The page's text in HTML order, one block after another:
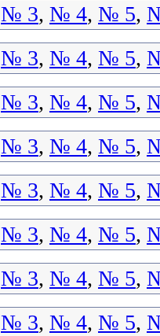
№ 3, № 4, № 5,
№ 3, № 4, № 5,
№ 3, № 4, № 5,
№ 3, № 4, № 5,
№ 3, № 4, № 5,
№ 3, № 4, № 5,
№ 3, № 4, № 5,
№ 3, № 4, № 5,